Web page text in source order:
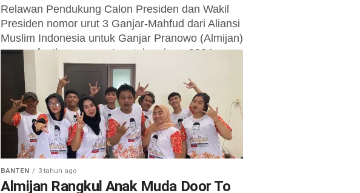
Relawan Pendukung Calon Presiden dan Wakil
Presiden nomor urut 3 Ganjar-Mahfud dari Aliansi
Muslim Indonesia untuk Ganjar Pranowo (Almijan)
memanfaatkan momentum tahun baru 2024
melakukan sosialisasi...
BANTEN 3 tahun ago
Almijan Rangkul Anak Muda Door To